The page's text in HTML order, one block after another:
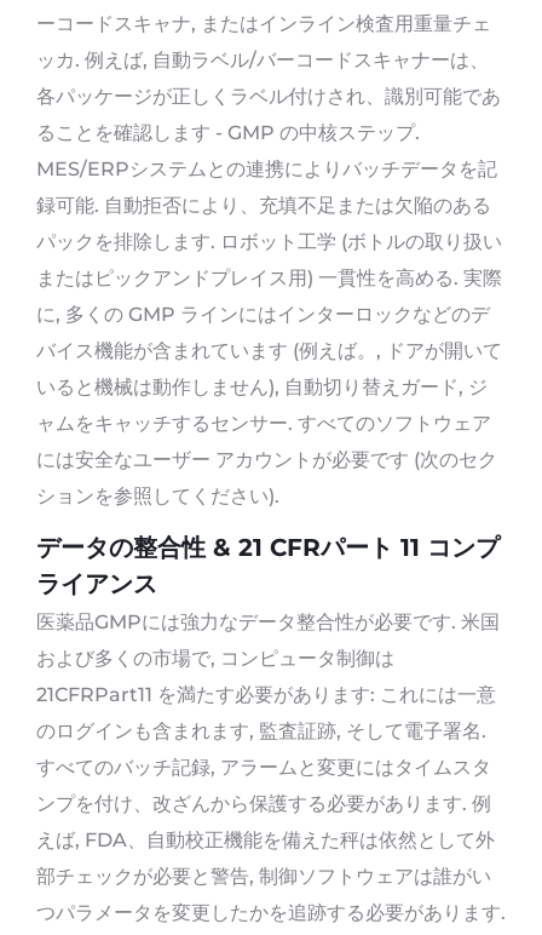
ーコードスキャナ, またはインライン検査用重量チェ
ッカ. 例えば, 自動ラベル/バーコードスキャナーは、
各パッケージが正しくラベル付けされ、識別可能であ
ることを確認します - GMP の中核ステップ.
MES/ERPシステムとの連携によりバッチデータを記
録可能. 自動拒否により、充填不足または欠陥のある
パックを排除します. ロボット工学 (ボトルの取り扱い
またはピックアンドプレイス用) 一貫性を高める. 実際
に, 多くの GMP ラインにはインターロックなどのデ
バイス機能が含まれています (例えば。, ドアが開いて
いると機械は動作しません), 自動切り替えガード, ジ
ャムをキャッチするセンサー. すべてのソフトウェア
には安全なユーザー アカウントが必要です (次のセク
ションを参照してください).
データの整合性 & 21 CFRパート 11 コンプ
ライアンス
医薬品GMPには強力なデータ整合性が必要です. 米国
および多くの市場で, コンピュータ制御は
21CFRPart11 を満たす必要があります: これには一意
のログインも含まれます, 監査証跡, そして電子署名.
すべてのバッチ記録, アラームと変更にはタイムスタ
ンプを付け、改ざんから保護する必要があります. 例
えば, FDA、自動校正機能を備えた秤は依然として外
部チェックが必要と警告, 制御ソフトウェアは誰がい
つパラメータを変更したかを追跡する必要があります.